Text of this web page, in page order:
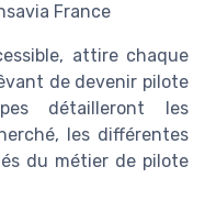
France
attire chaque
de devenir pilote
détailleront les
les différentes
du métier de pilote